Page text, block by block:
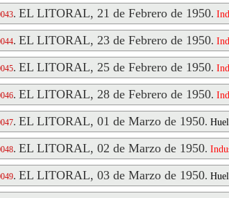
. EL LITORAL, 21 de Febrero de 1950.
. EL LITORAL, 23 de Febrero de 1950.
. EL LITORAL, 25 de Febrero de 1950.
. EL LITORAL, 28 de Febrero de 1950.
. EL LITORAL, 01 de Marzo de 1950.
. EL LITORAL, 02 de Marzo de 1950.
. EL LITORAL, 03 de Marzo de 1950.